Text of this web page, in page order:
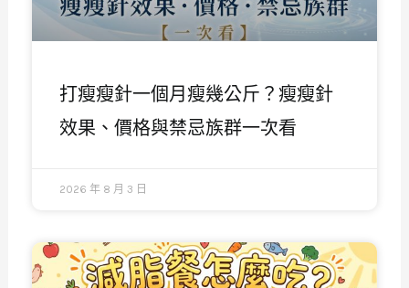
打瘦瘦針一個月瘦幾公斤？瘦瘦針
效果、價格與禁忌族群一次看
2026 年 8 月 3 日